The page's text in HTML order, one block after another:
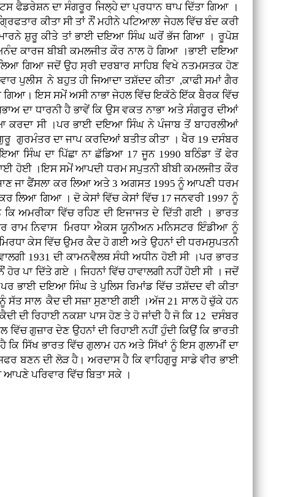
ਦਾ ਸੰਗਰੂਰ ਜਿਲ੍ਹੇ ਦਾ ਪ੍ਰਧਾਨ ਥਾਪ ਦਿੱਤਾ ਗਿਆ ।
ਕੀਤਾ ਸੀ ਤਾਂ ਨੌਂ ਮਹੀਨੇ ਪਟਿਆਲਾ ਜੇਹਲ ਵਿੱਚ ਬੰਦ ਕਰੀ
ਸ਼ੁਰੂ ਕੀਤੇ ਤਾਂ ਭਾਈ ਦਇਆ ਸਿੰਘ ਘਰੋਂ ਭੱਜ ਗਿਆ । ਰੂਪੋਸ਼
ਕਾਰਜ ਬੀਬੀ ਕਮਲਜੀਤ ਕੌਰ ਨਾਲ ਹੋ ਗਿਆ ।ਭਾਈ ਦਇਆ
ਗਿਆ ਜਦੋਂ ਉਹ ਸ੍ਰੀ ਦਰਬਾਰ ਸਾਹਿਬ ਵਿਖੇ ਨਤਮਸਤਕ ਹੋਣ
ਪੁਲੀਸ ਨੇ ਬਹੁਤ ਹੀ ਜਿਆਦਾ ਤਸ਼ੱਦਦ ਕੀਤਾ ,ਕਾਫੀ ਸਮਾਂ ਗੈਰ
ਗਿਆ। ਇਸ ਸਮੇਂ ਅਸੀ ਨਾਭਾ ਜੇਹਲ ਵਿੱਚ ਇਕੱਠੇ ਇੱਕ ਬੈਰਕ ਵਿੱਚ
ਦਾ ਧਾਰਨੀ ਹੈ ਭਾਵੇਂ ਕਿ ਉਸ ਵਕਤ ਨਾਭਾ ਅਤੇ ਸੰਗਰੂਰ ਦੀਆਂ
ਕਰਦਾ ਸੀ ।ਪਰ ਭਾਈ ਦਇਆ ਸਿੰਘ ਨੇ ਪੰਜਾਬ ਤੋਂ ਬਾਹਰਲੀਆਂ
ਗੁਰਮੰਤਰ ਦਾ ਜਾਪ ਕਰਦਿਆਂ ਬਤੀਤ ਕੀਤਾ । ਖੈਰ 19 ਦਸੰਬਰ
ਸਿੰਘ ਦਾ ਪਿੱਛਾ ਨਾ ਛੱਡਿਆ 17 ਜੂਨ 1990 ਬਠਿੰਡਾ ਤੋਂ ਫੇਰ
ਹੋਈ ।ਇਸ ਸਮੇਂ ਆਪਦੀ ਧਰਮ ਸਪੁਤਨੀ ਬੀਬੀ ਕਮਲਜੀਤ ਕੌਰ
ਜਾ ਫੈਂਸਲਾ ਕਰ ਲਿਆ ਅਤੇ 3 ਅਗਸਤ 1995 ਨੂੰ ਆਪਣੀ ਧਰਮ
ਲਿਆ ਗਿਆ । ਦੋ ਕੇਸਾਂ ਵਿੱਚ ਕੇਸਾਂ ਵਿੱਚ 17 ਜਨਵਰੀ 1997 ਨੂੰ
ਅਮਰੀਕਾ ਵਿੱਚ ਰਹਿਣ ਦੀ ਇਜਾਜਤ ਦੇ ਦਿੱਤੀ ਗਈ । ਭਾਰਤ
ਰਾਮ ਨਿਵਾਸ ਮਿਰਧਾ ਐਕਸ ਯੂਨੀਅਨ ਮਨਿਸਟਰ ਇੰਡੀਆ ਨੂੰ
ਕੇਸ ਵਿੱਚ ਉਮਰ ਕੈਦ ਹੋ ਗਈ ਅਤੇ ਉਹਨਾਂ ਦੀ ਧਰਮਸੁਪਤਨੀ
1931 ਦੀ ਕਾਮਨਵੈਲਥ ਸੰਧੀ ਅਧੀਨ ਹੋਈ ਸੀ ।ਪਰ ਭਾਰਤ
ਪਾ ਦਿੱਤੇ ਗਏ । ਜਿਹਨਾਂ ਵਿੱਚ ਹਾਵਾਲਗੀ ਨਹੀਂ ਹੋਈ ਸੀ । ਜਦੋਂ
ਭਾਈ ਦਇਆ ਸਿੰਘ ਤੇ ਪੁਲਿਸ ਰਿਮਾਂਡ ਵਿੱਚ ਤਸ਼ੱਦਦ ਵੀ ਕੀਤਾ
ਸੱਤ ਸਾਲ ਕੈਦ ਦੀ ਸਜ਼ਾ ਸੁਣਾਈ ਗਈ ।ਅੱਜ 21 ਸਾਲ ਹੋ ਚੁੱਕੇ ਹਨ
ਦੀ ਰਿਹਾਈ ਨਕਸ਼ਾ ਪਾਸ ਹੋਣ ਤੇ ਹੋ ਜਾਂਦੀ ਹੈ ਜੋ ਕਿ 12 ਦਸੰਬਰ
ਗੁਜ਼ਾਰ ਦੇਣ ਉਹਨਾਂ ਦੀ ਰਿਹਾਈ ਨਹੀਂ ਹੁੰਦੀ ਕਿਉਂ ਕਿ ਭਾਰਤੀ
ਭਾਰਤ ਵਿੱਚ ਗੁਲਾਮ ਹਨ ਅਤੇ ਸਿੱਖਾਂ ਨੂੰ ਇਸ ਗੁਲਾਮੀਂ ਦਾ
ਬਣਨ ਦੀ ਲੋੜ ਹੈ। ਅਰਦਾਸ ਹੈ ਕਿ ਵਾਹਿਗੁਰੂ ਸਾਡੇ ਵੀਰ ਭਾਈ
ਆਪਣੇ ਪਰਿਵਾਰ ਵਿੱਚ ਬਿਤਾ ਸਕੇ ।